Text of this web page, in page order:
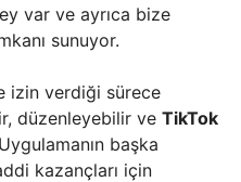
var ve ayrıca bize
sunuyor.
izin verdiği sürece
düzenleyebilir ve TikTok
başka
kazançları için